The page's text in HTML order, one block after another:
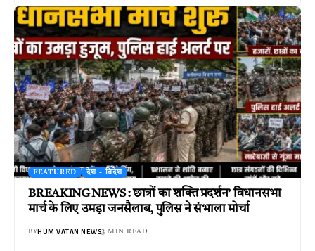
FEATURED देश - विदेश
BREAKING NEWS : छात्रों का शक्ति प्रदर्शन’ विधानसभा
मार्च के लिए उमड़ा जनसैलाब, पुलिस ने संभाला मोर्चा
BYHUM VATAN NEWS3 MIN READ